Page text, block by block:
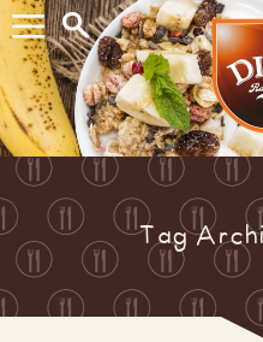
Buscar...
Tag